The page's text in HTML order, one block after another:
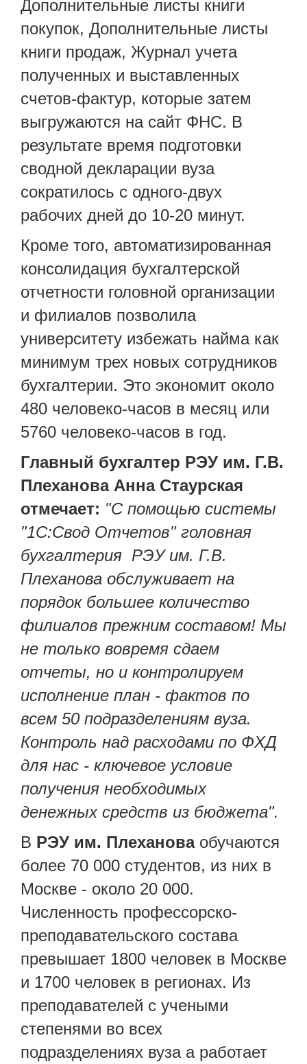
Дополнительные листы книги
покупок, Дополнительные листы
книги продаж, Журнал учета
полученных и выставленных
счетов-фактур, которые затем
выгружаются на сайт ФНС. В
результате время подготовки
сводной декларации вуза
сократилось с одного-двух
рабочих дней до 10-20 минут.
Кроме того, автоматизированная
консолидация бухгалтерской
отчетности головной организации
и филиалов позволила
университету избежать найма как
минимум трех новых сотрудников
бухгалтерии. Это экономит около
480 человеко-часов в месяц или
5760 человеко-часов в год.
Главный бухгалтер РЭУ им. Г.В.
Плеханова Анна Стаурская
отмечает: "С помощью системы
"1С:Свод Отчетов" головная
бухгалтерия РЭУ им. Г.В.
Плеханова обслуживает на
порядок большее количество
филиалов прежним составом! Мы
не только вовремя сдаем
отчеты, но и контролируем
исполнение план - фактов по
всем 50 подразделениям вуза.
Контроль над расходами по ФХД
для нас - ключевое условие
получения необходимых
денежных средств из бюджета".
В РЭУ им. Плехановаобучаются
более 70 000 студентов, из них в
Москве - около 20 000.
Численность профессорско-
преподавательского состава
превышает 1800 человек в Москве
и 1700 человек в регионах. Из
преподавателей с учеными
степенями во всех
подразделениях вуза а работает